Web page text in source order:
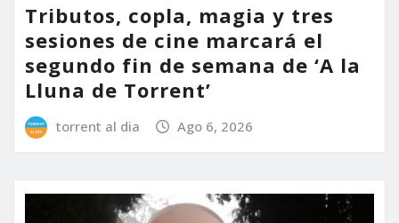
Tributos, copla, magia y tres
sesiones de cine marcará el
segundo fin de semana de ‘A la
Lluna de Torrent’
torrent al dia Ago 6, 2026